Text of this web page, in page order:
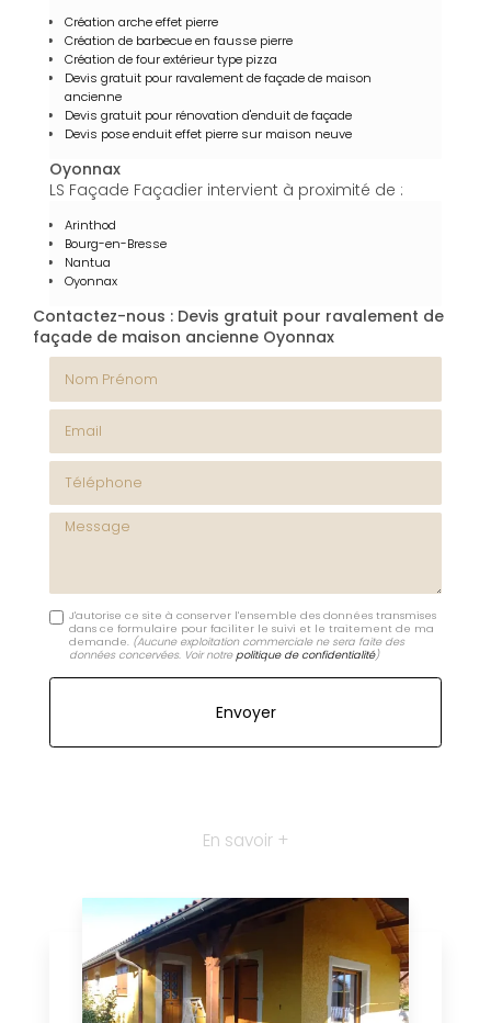
Création arche effet pierre
Création de barbecue en fausse pierre
Création de four extérieur type pizza
Devis gratuit pour ravalement de façade de maison
ancienne
Devis gratuit pour rénovation d'enduit de façade
Devis pose enduit effet pierre sur maison neuve
Oyonnax
LS Façade Façadier intervient à proximité de :
Arinthod
Bourg-en-Bresse
Nantua
Oyonnax
Contactez-nous : Devis gratuit pour ravalement de
façade de maison ancienne Oyonnax
Email
Téléphone
Message
J'autorise ce site à conserver l'ensemble des données transmises
dans ce formulaire pour faciliter le suivi et le traitement de ma
demande. (Aucune exploitation commerciale ne sera faite des
données concervées. Voir notrepolitique de confidentialité)
En savoir +